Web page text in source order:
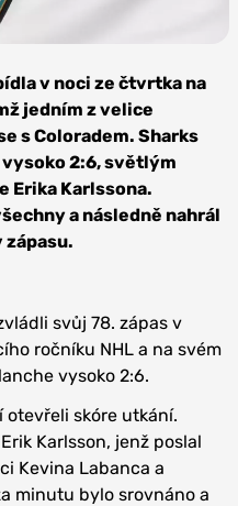
v noci ze čtvrtka na
jedním z velice
s Coloradem. Sharks
2:6, světlým
Erika Karlssona.
a následně nahrál
zápasu.
svůj 78. zápas v
ročníku NHL a na svém
vysoko 2:6.
otevřeli skóre utkání.
Karlsson, jenž poslal
Kevina Labanca a
minutu bylo srovnáno a